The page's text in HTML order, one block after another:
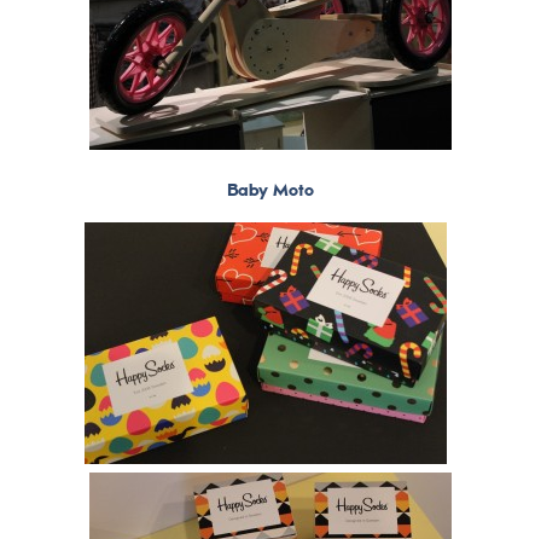
Baby Moto